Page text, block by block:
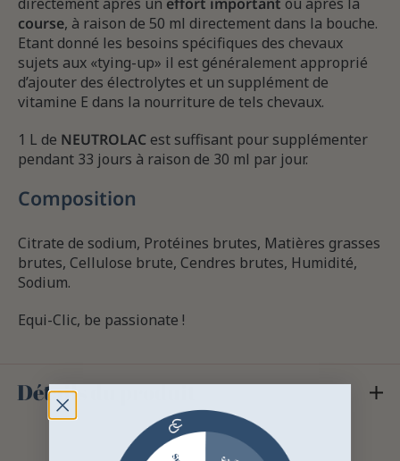
course, à raison de 50 ml directement dans la bouche.
Etant donné les besoins spécifiques des chevaux
sujets aux «tying-up» il est généralement approprié
d’ajouter des électrolytes et un supplément de
vitamine E dans la nourriture de tels chevaux.
1 L de NEUTROLACest suffisant pour supplémenter
pendant 33 jours à raison de 30 ml par jour.
Composition
Citrate de sodium, Protéines brutes, Matières grasses
brutes, Cellulose brute, Cendres brutes, Humidité,
Sodium.
Equi-Clic, be passionate !
Détails du produit